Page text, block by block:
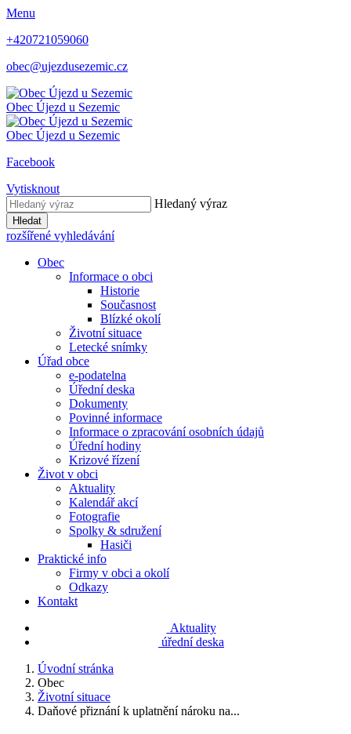
Menu
+420721059060
obec@ujezdusezemic.cz
Obec Újezd u Sezemic
Obec Újezd u Sezemic
Facebook
Vytisknout
Hledaný výraz
Hledat
rozšířené vyhledávání
Obec
Informace o obci
Historie
Současnost
Blízké okolí
Životní situace
Letecké snímky
Úřad obce
e-podatelna
Úřední deska
Dokumenty
Povinné informace
Informace o zpracování osobních údajů
Úřední hodiny
Krizové řízení
Život v obci
Aktuality
Kalendář akcí
Fotografie
Spolky & sdružení
Hasiči
Praktické info
Firmy v obci a okolí
Odkazy
Kontakt
Aktuality
úřední deska
Úvodní stránka
Obec
Životní situace
Daňové přiznání k uplatnění nároku na...